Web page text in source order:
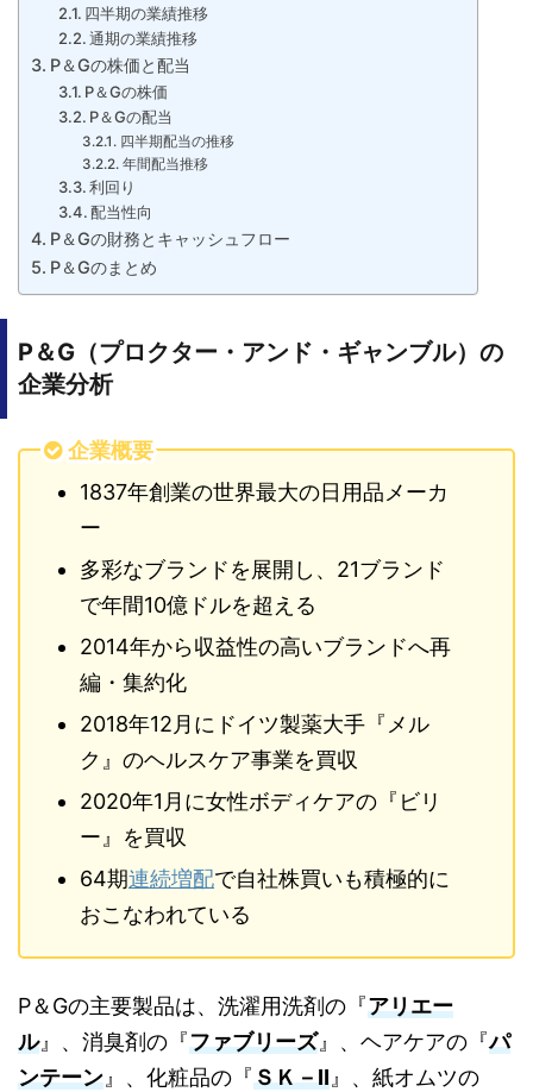
四半期の業績推移
通期の業績推移
P＆Gの株価と配当
P＆Gの株価
P＆Gの配当
四半期配当の推移
年間配当推移
利回り
配当性向
P＆Gの財務とキャッシュフロー
P＆Gのまとめ
P＆G（プロクター・アンド・ギャンブル）の
企業分析
企業概要
1837年創業の世界最大の日用品メーカ
ー
多彩なブランドを展開し、21ブランド
で年間10億ドルを超える
2014年から収益性の高いブランドへ再
編・集約化
2018年12月にドイツ製薬大手『メル
ク』のヘルスケア事業を買収
2020年1月に女性ボディケアの『ビリ
ー』を買収
64期連続増配で自社株買いも積極的に
おこなわれている
P＆Gの主要製品は、洗濯用洗剤の『アリエー
ル』、消臭剤の『ファブリーズ』、ヘアケアの『パ
ンテーン 』、化粧品の『ＳＫ－Ⅱ 』、紙オムツの